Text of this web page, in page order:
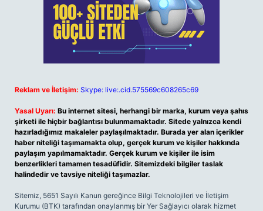
Reklam ve İletişim: Skype: live:.cid.575569c608265c69
Yasal Uyarı: Bu internet sitesi, herhangi bir marka, kurum veya şahıs
şirketi ile hiçbir bağlantısı bulunmamaktadır. Sitede yalnızca kendi
hazırladığımız makaleler paylaşılmaktadır. Burada yer alan içerikler
haber niteliği taşımamakta olup, gerçek kurum ve kişiler hakkında
paylaşım yapılmamaktadır. Gerçek kurum ve kişiler ile isim
benzerlikleri tamamen tesadüfidir. Sitemizdeki bilgiler taslak
halindedir ve tavsiye niteliği taşımazlar.
Sitemiz, 5651 Sayılı Kanun gereğince Bilgi Teknolojileri ve İletişim
Kurumu (BTK) tarafından onaylanmış bir Yer Sağlayıcı olarak hizmet